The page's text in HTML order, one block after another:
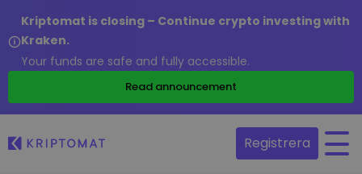
Kriptomat is closing – Continue crypto investing with
Kraken.
Your funds are safe and fully accessible.
Read announcement
Registrera